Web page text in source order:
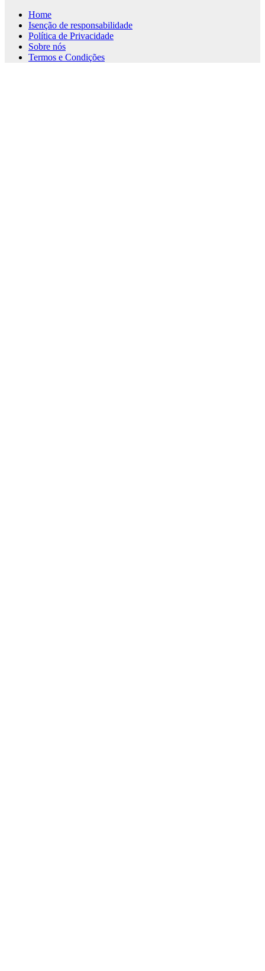
Home
Isenção de responsabilidade
Política de Privacidade
Sobre nós
Termos e Condições